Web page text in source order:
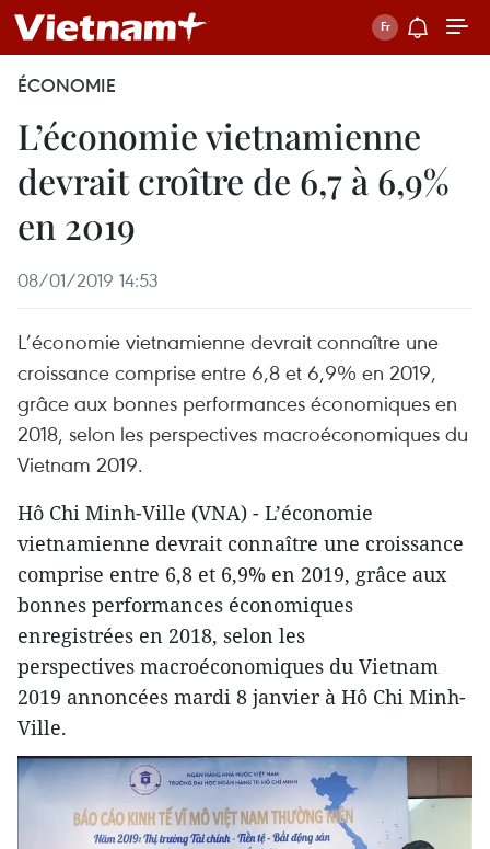
ÉCONOMIE
L’économie vietnamienne
devrait croître de 6,7 à 6,9%
en 2019
08/01/2019 14:53
L’économie vietnamienne devrait connaître une
croissance comprise entre 6,8 et 6,9% en 2019,
grâce aux bonnes performances économiques en
2018, selon les perspectives macroéconomiques du
Vietnam 2019.
Hô Chi Minh-Ville (VNA) - L’économie
vietnamienne devrait connaître une croissance
comprise entre 6,8 et 6,9% en 2019, grâce aux
bonnes performances économiques
enregistrées en 2018, selon les
perspectives macroéconomiques du Vietnam
2019 annoncées mardi 8 janvier à Hô Chi Minh-
Ville.